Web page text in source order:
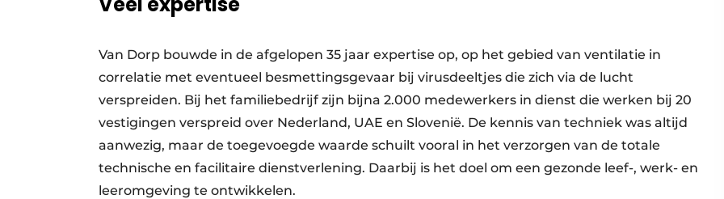
Van Dorp bouwde in de afgelopen 35 jaar expertise op, op het gebied van ventilatie in
correlatie met eventueel besmettingsgevaar bij virusdeeltjes die zich via de lucht
verspreiden. Bij het familiebedrijf zijn bijna 2.000 medewerkers in dienst die werken bij 20
vestigingen verspreid over Nederland, UAE en Slovenië. De kennis van techniek was altijd
aanwezig, maar de toegevoegde waarde schuilt vooral in het verzorgen van de totale
technische en facilitaire dienstverlening. Daarbij is het doel om een gezonde leef-, werk- en
leeromgeving te ontwikkelen.